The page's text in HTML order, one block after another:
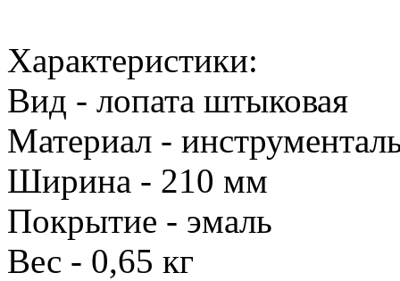
Характеристики:
Вид - лопата штыковая
Материал -
Ширина - 210 мм
Покрытие - эмаль
Вес - 0,65 кг